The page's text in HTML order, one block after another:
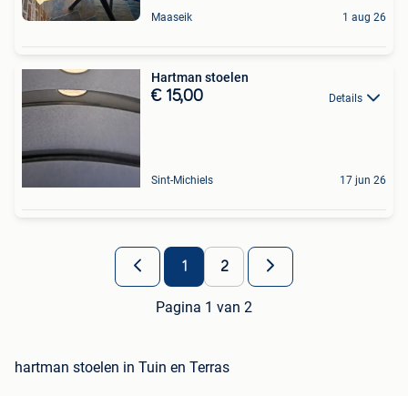
Maaseik 1 aug 26
Hartman stoelen
€ 15,00 Details
Sint-Michiels 17 jun 26
1 2
Pagina 1 van 2
hartman stoelen in Tuin en Terras